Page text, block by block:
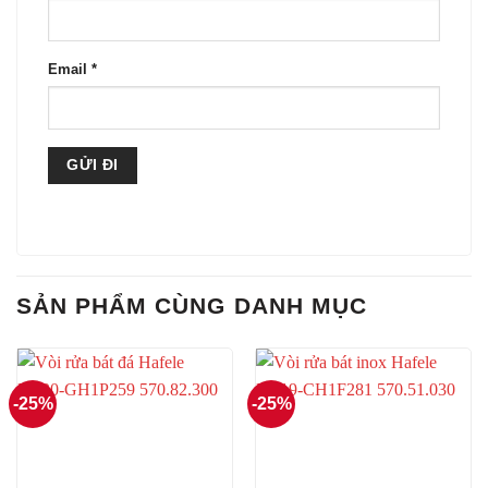
Email *
SẢN PHẨM CÙNG DANH MỤC
-25% -25%